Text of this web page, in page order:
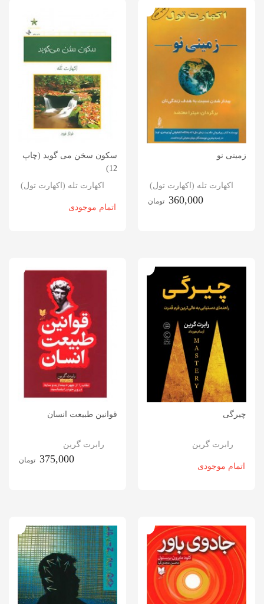
زمینی نو
اکهارت تله (اکهارت تول)
360,000 تومان
سکون سخن می گوید (چاپ
12)
اکهارت تله (اکهارت تول)
اتمام موجودی
چیرگی
رابرت گرین
اتمام موجودی
قوانین طبیعت انسان
رابرت گرین
375,000 تومان